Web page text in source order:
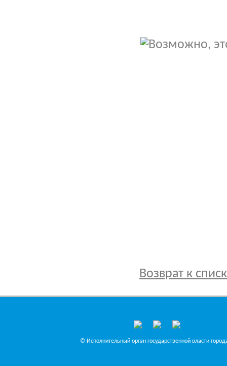
Возврат к
© Исполнительный орган государственной власти